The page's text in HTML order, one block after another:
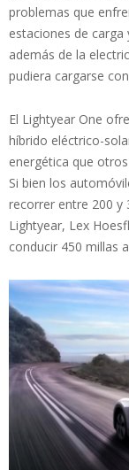
problemas que
estaciones de carga
además de la
pudiera cargarse
El Lightyear One
híbrido eléctrico-
energética que
Si bien los
recorrer entre 200 y
Lightyear, Lex
conducir 450 millas